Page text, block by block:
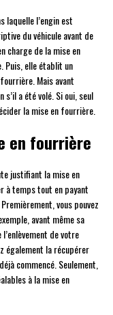
laquelle l’engin est
du véhicule avant de
charge de la mise en
Puis, elle établit un
Mais avant
a été volé. Si oui, seul
la mise en fourrière.
en fourrière
justifiant la mise en
à temps tout en payant
vous pouvez
avant même sa
de votre
également la récupérer
commencé. Seulement,
à la mise en